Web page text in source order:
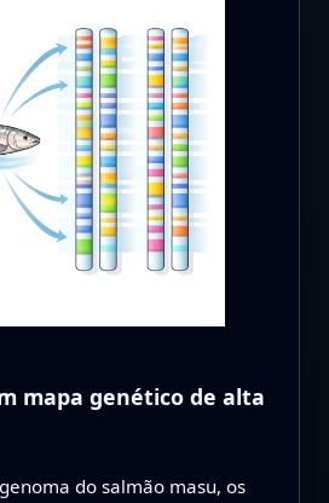
mapa genético de alta
do salmão masu, os